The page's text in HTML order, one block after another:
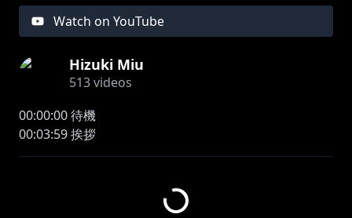
Watch on YouTube
Hizuki Miu
513videos
00:00:00 待機
00:03:59 挨拶
00:11:37 出発進行！
▽▽▽▽▽▽▽▽▽▽▽▽▽▽▽▽